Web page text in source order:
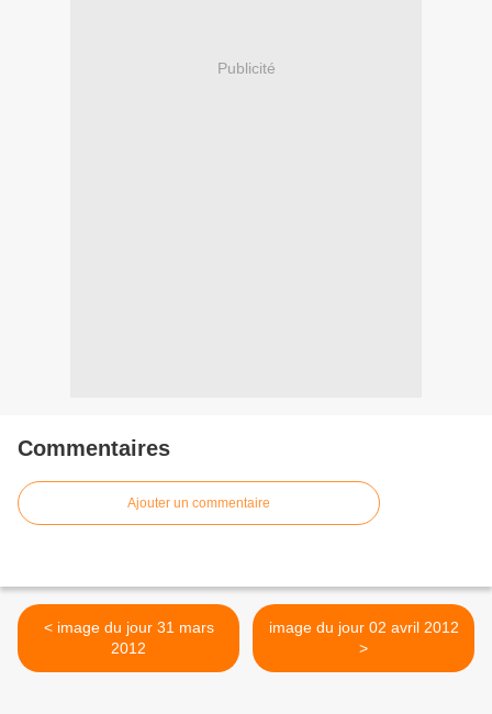
Publicité
Commentaires
Ajouter un commentaire
< image du jour 31 mars
2012
image du jour 02 avril 2012
>